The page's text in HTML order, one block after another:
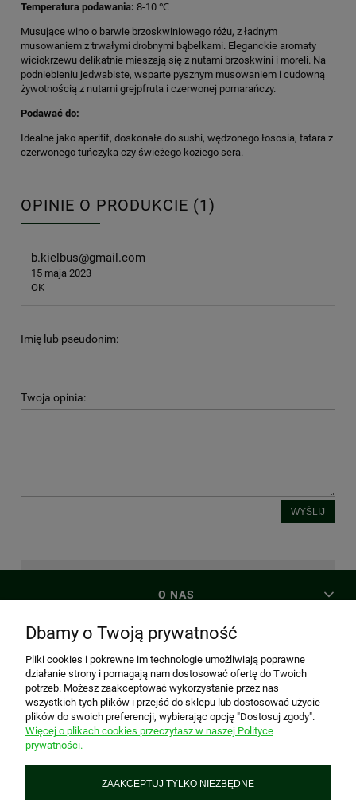
Temperatura podawania: 8-10 ℃
Musujące wino o barwie brzoskwiniowego różu, z ładnym
musowaniem z trwałymi drobnymi bąbelkami. Eleganckie aromaty
wiciokrzewu delikatnie mieszają się z nutami brzoskwini i moreli. Na
podniebieniu jedwabiste, wsparte pysznym musowaniem i cudowną
żywotnością z nutami grejpfruta i czerwonej pomarańczy.
Podawać do:
Idealne jako aperitif, doskonałe do sushi, wędzonego łososia, tatara z
czerwonego tuńczyka czy świeżego koziego sera.
OPINIE O PRODUKCIE (1)
b.kielbus@gmail.com
15 maja 2023
OK
Imię lub pseudonim:
Twoja opinia:
WYŚLIJ
O NAS
MOJE KONTO
PŁATNOŚCI I DOSTAWA
Dbamy o Twoją prywatność
Pliki cookies i pokrewne im technologie umożliwiają poprawne
działanie strony i pomagają nam dostosować ofertę do Twoich
potrzeb. Możesz zaakceptować wykorzystanie przez nas
wszystkich tych plików i przejść do sklepu lub dostosować użycie
plików do swoich preferencji, wybierając opcję "Dostosuj zgody".
Więcej o plikach cookies przeczytasz w naszej Polityce
prywatności.
ZAAKCEPTUJ TYLKO NIEZBĘDNE